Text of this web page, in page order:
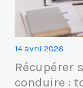
14 avril 2026
Récupérer
conduire :